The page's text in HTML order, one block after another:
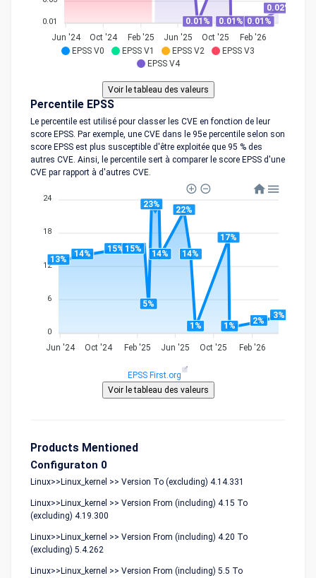
EPSS V0 EPSS V1 EPSS V2
EPSS V3
EPSS V4
0.01 0.01% 0.01% 0.01%
0.02%
Jun '24 Oct '24 Feb '25 Jun '25 Oct '25 Feb '26
Percentile EPSS
Le percentile est utilisé pour classer les CVE en fonction de leur
score EPSS. Par exemple, une CVE dans le 95e percentile selon son
score EPSS est plus susceptible d'être exploitée que 95 % des
autres CVE. Ainsi, le percentile sert à comparer le score EPSS d'une
CVE par rapport à d'autres CVE.
24
18
12
6
0
13%
14%
15% 15%
5%
23%
14%
22%
14%
1%
17%
1%
2%
3%
Jun '24 Oct '24 Feb '25 Jun '25 Oct '25 Feb '26
EPSS First.org
Products Mentioned
Configuraton 0
Linux>>Linux_kernel >> Version To (excluding) 4.14.331
Linux>>Linux_kernel >> Version From (including) 4.15 To
(excluding) 4.19.300
Linux>>Linux_kernel >> Version From (including) 4.20 To
(excluding) 5.4.262
Linux>>Linux_kernel >> Version From (including) 5.5 To